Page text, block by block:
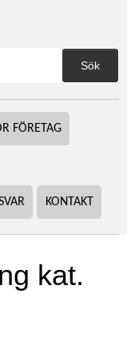
FÖRETAG
KONTAKT
kat.